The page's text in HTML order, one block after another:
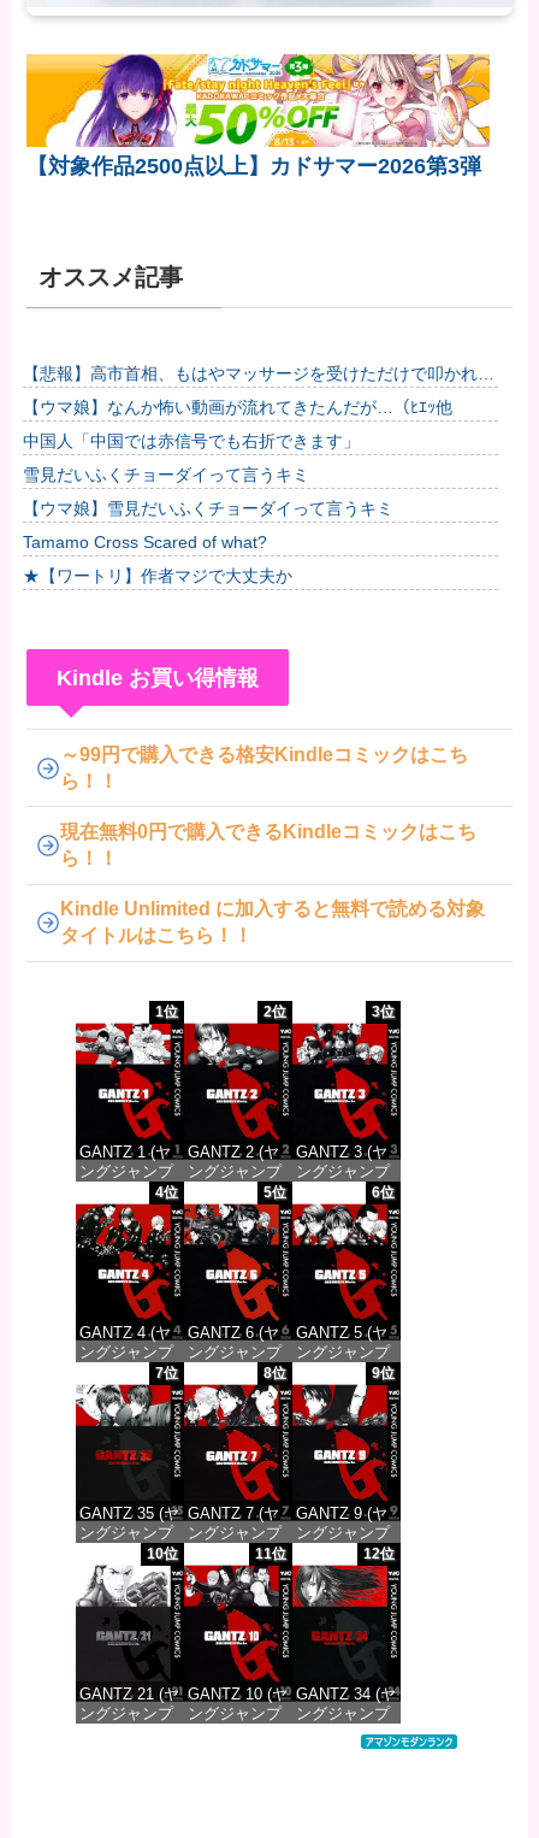
【対象作品2500点以上】カドサマー2026第3弾
オススメ記事
【悲報】高市首相、もはやマッサージを受けただけで叩かれて
しまう他
【ウマ娘】なんか怖い動画が流れてきたんだが…（ﾋｴｯ他
中国人「中国では赤信号でも右折できます」
雪見だいふくチョーダイって言うキミ
【ウマ娘】雪見だいふくチョーダイって言うキミ
Tamamo Cross Scared of what?
★【ワートリ】作者マジで大丈夫か
Kindle お買い得情報
～99円で購入できる格安Kindleコミックはこち
ら！！
現在無料0円で購入できるKindleコミックはこち
ら！！
Kindle Unlimited に加入すると無料で読める対象
タイトルはこちら！！
1位
GANTZ 1 (ヤ
ングジャンプ
コミックス
DIGITAL)
価格：¥100
2位
GANTZ 2 (ヤ
ングジャンプ
コミックス
DIGITAL)
価格：¥100
3位
GANTZ 3 (ヤ
ングジャンプ
コミックス
DIGITAL)
価格：¥100
4位
GANTZ 4 (ヤ
ングジャンプ
コミックス
DIGITAL)
価格：¥100
5位
GANTZ 6 (ヤ
ングジャンプ
コミックス
DIGITAL)
価格：¥100
6位
GANTZ 5 (ヤ
ングジャンプ
コミックス
DIGITAL)
価格：¥100
7位
GANTZ 35 (ヤ
ングジャンプ
コミックス
DIGITAL)
価格：¥100
8位
GANTZ 7 (ヤ
ングジャンプ
コミックス
DIGITAL)
価格：¥100
9位
GANTZ 9 (ヤ
ングジャンプ
コミックス
DIGITAL)
価格：¥100
10位
GANTZ 21 (ヤ
ングジャンプ
11位
GANTZ 10 (ヤ
ングジャンプ
12位
GANTZ 34 (ヤ
ングジャンプ
コミックス